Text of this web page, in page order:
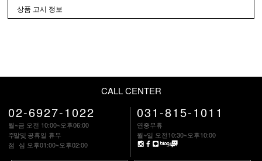
상품 고시 정보
CALL CENTER
02-6927-1022
월~금 오전 10:00~오후06:00
주말및 공휴일 휴무
점 심 오후01:00~오후02:00
031-815-1011
연중무휴
월~일 오전10:30~오후10:00